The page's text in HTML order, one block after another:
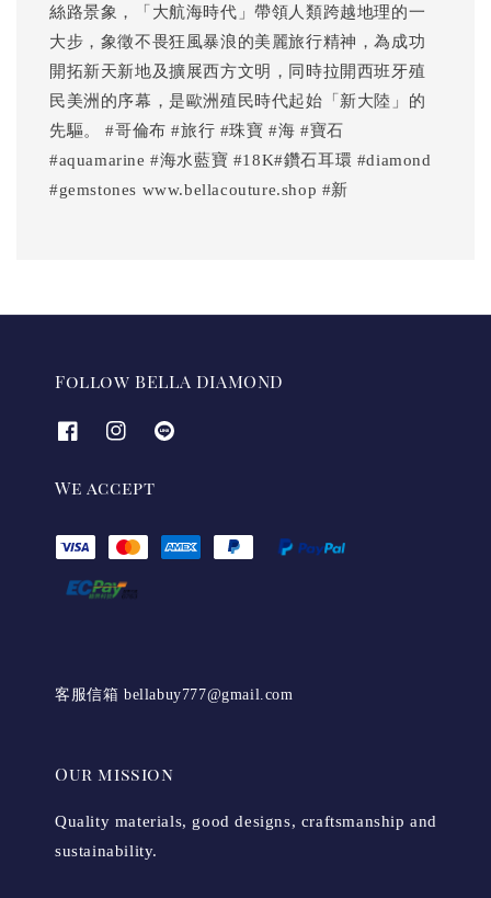
絲路景象，「大航海時代」帶領人類跨越地理的一
大步，象徵不畏狂風暴浪的美麗旅行精神，為成功
開拓新天新地及擴展西方文明，同時拉開西班牙殖
民美洲的序幕，是歐洲殖民時代起始「新大陸」的
先驅。 #哥倫布 #旅行 #珠寶 #海 #寶石
#aquamarine #海水藍寶 #18K#鑽石耳環 #diamond
#gemstones www.bellacouture.shop #新
Follow BELLA DIAMOND
We accept
客服信箱 bellabuy777@gmail.com
Our mission
Quality materials, good designs, craftsmanship and
sustainability.